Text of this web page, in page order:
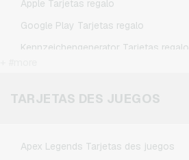
Apple Tarjetas regalo
Google Play Tarjetas regalo
Kennzeichengenerator Tarjetas regalo
Netflix Tarjetas regalo
TARJETAS DES JUEGOS
Apex Legends Tarjetas des juegos